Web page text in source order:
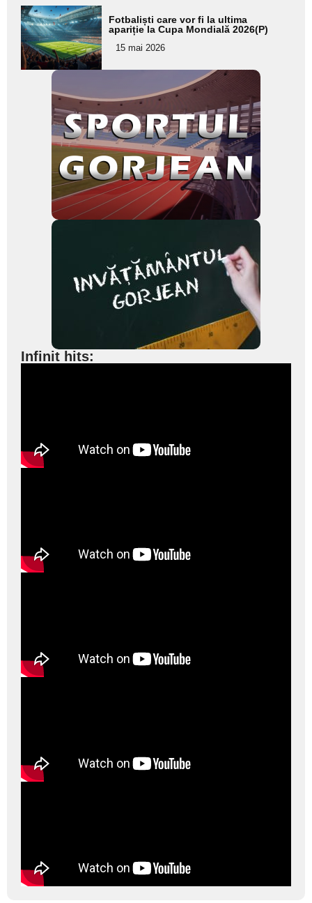
Adaugă
aici textul
pentru
subtitlu
Fotbaliști care vor fi la ultima
apariție la Cupa Mondială 2026(P)
15 mai 2026
Infinit hits: